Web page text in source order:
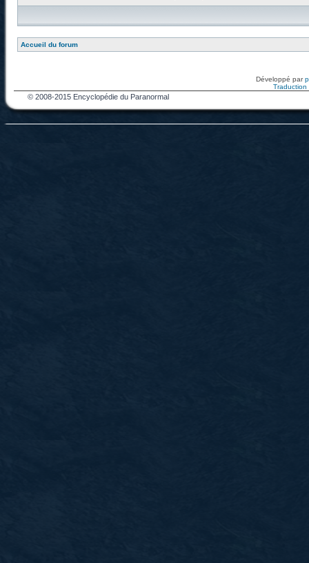
Accueil du forum
Développé par
Traduction
© 2008-2015 Encyclopédie du Paranormal